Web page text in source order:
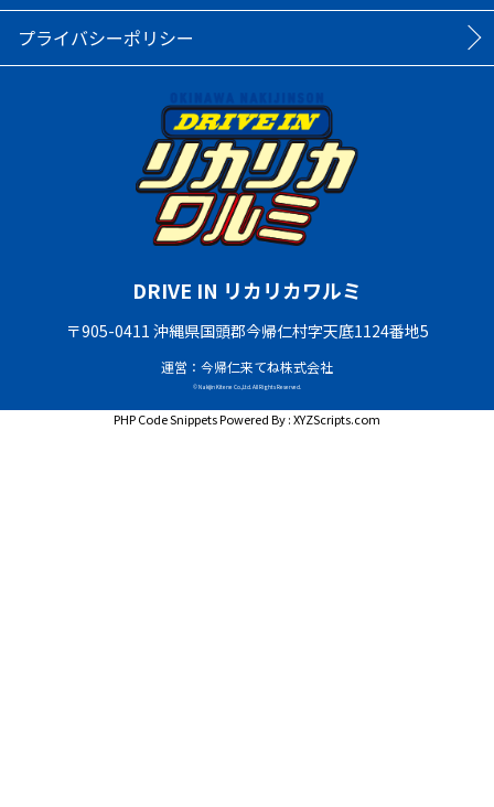
プライバシーポリシー
DRIVE IN リカリカワルミ
〒905-0411 沖縄県国頭郡今帰仁村字天底1124番地5
運営：今帰仁来てね株式会社
© Nakijin Kitene Co.,Ltd. All Rights Reserved.
PHP Code SnippetsPowered By :XYZScripts.com